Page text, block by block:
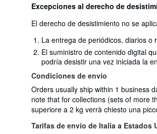
Excepciones al derecho de
El derecho de desistimiento no se
La entrega de periódicos, diarios o
El suministro de contenido digital
podría desistir una vez iniciada la
Condiciones de envío
Orders usually ship within 1 business
note that for collections (sets of more
superiore a 2 kg verrà chiesto una
Tarifas de envío de Italia a Estados